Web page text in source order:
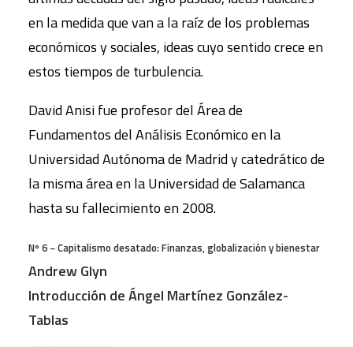
en la medida que van a la raíz de los problemas
económicos y sociales, ideas cuyo sentido crece en
estos tiempos de turbulencia.
David Anisi fue profesor del Área de
Fundamentos del Análisis Económico en la
Universidad Autónoma de Madrid y catedrático de
la misma área en la Universidad de Salamanca
hasta su fallecimiento en 2008.
Nº 6 − Capitalismo desatado: Finanzas, globalización y bienestar
Andrew Glyn
Introducción de Ángel Martínez González-
Tablas